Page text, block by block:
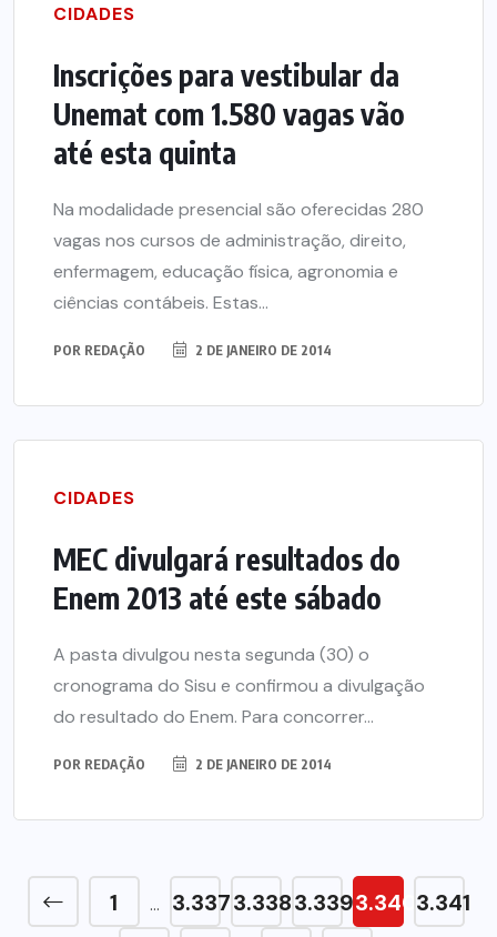
CIDADES
Inscrições para vestibular da
Unemat com 1.580 vagas vão
até esta quinta
Na modalidade presencial são oferecidas 280
vagas nos cursos de administração, direito,
enfermagem, educação física, agronomia e
ciências contábeis. Estas...
POR REDAÇÃO 2 DE JANEIRO DE 2014
CIDADES
MEC divulgará resultados do
Enem 2013 até este sábado
A pasta divulgou nesta segunda (30) o
cronograma do Sisu e confirmou a divulgação
do resultado do Enem. Para concorrer...
POR REDAÇÃO 2 DE JANEIRO DE 2014
1 … 3.3373.3383.3393.340 3.341